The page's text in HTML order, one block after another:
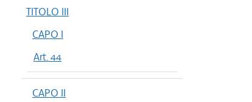
TITOLO III
CAPO I
Art. 44
CAPO II